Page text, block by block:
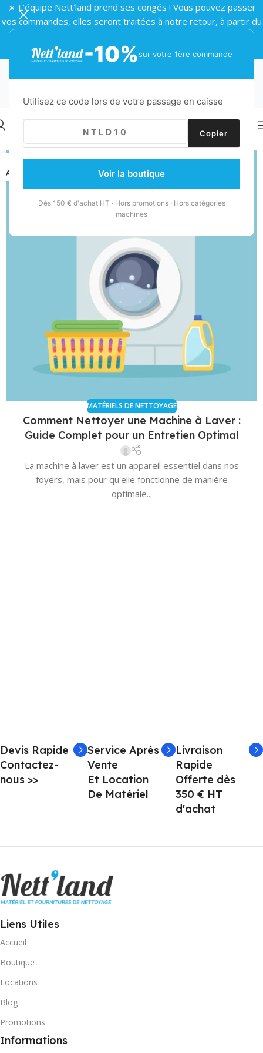
-10%sur votre 1ère commande
Utilisez ce code lors de votre passage en caisse
Copier
Voir la boutique
Dès 150 € d'achat HT · Hors promotions · Hors catégories
machines
☀️ L'équipe Nett'land prend ses congés ! Vous pouvez passer
vos commandes, elles seront traitées à notre retour, à partir du
18
AOÛT
MATÉRIELS DE NETTOYAGE
Comment Nettoyer une Machine à Laver :
Guide Complet pour un Entretien Optimal
La machine à laver est un appareil essentiel dans nos
foyers, mais pour qu'elle fonctionne de manière
optimale...
Devis Rapide
Contactez-
nous >>
Service Après
Vente
Et Location
De Matériel
Livraison
Rapide
Offerte dès
350 € HT
d'achat
Liens Utiles
Accueil
Boutique
Locations
Blog
Promotions
Informations